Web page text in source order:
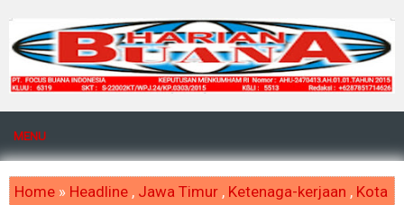
MENU
Home » Headline , Jawa Timur , Ketenaga-kerjaan , Kota